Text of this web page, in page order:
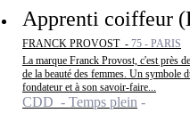
Apprenti coiffeur
FRANCK PROVOST - 75 - PARIS
La marque Franck Provost, c'est près
de la beauté des femmes. Un symbole
fondateur et à son savoir-faire...
CDD - Temps plein